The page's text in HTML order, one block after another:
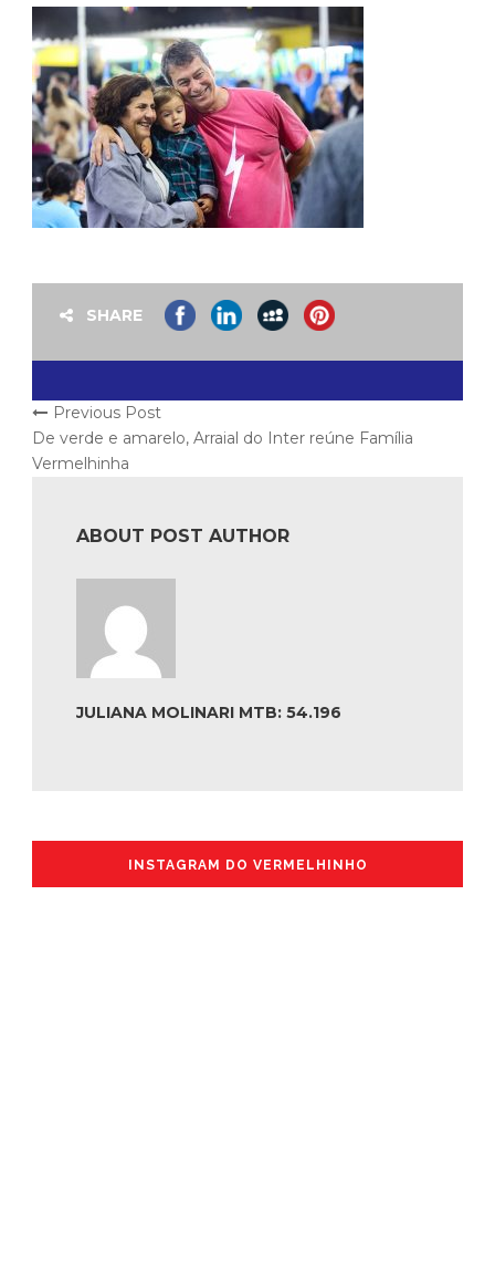
SHARE
Previous Post
De verde e amarelo, Arraial do Inter reúne Família
Vermelhinha
ABOUT POST AUTHOR
JULIANA MOLINARI MTB: 54.196
INSTAGRAM DO VERMELHINHO